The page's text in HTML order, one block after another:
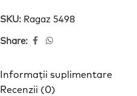
SKU: Ragaz 5498
Share:
Informații suplimentare
Recenzii (0)